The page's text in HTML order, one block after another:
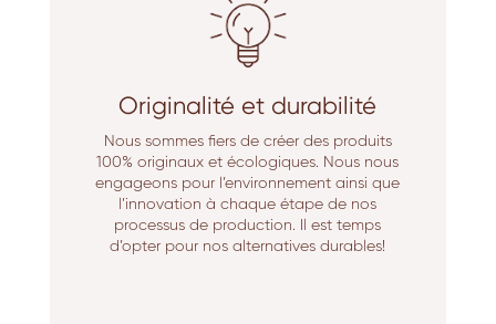
Originalité et durabilité
Nous sommes fiers de créer des produits
100% originaux et écologiques. Nous nous
engageons pour l’environnement ainsi que
l’innovation à chaque étape de nos
processus de production. Il est temps
d’opter pour nos alternatives durables!